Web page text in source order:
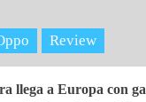
Review
llega a Europa con